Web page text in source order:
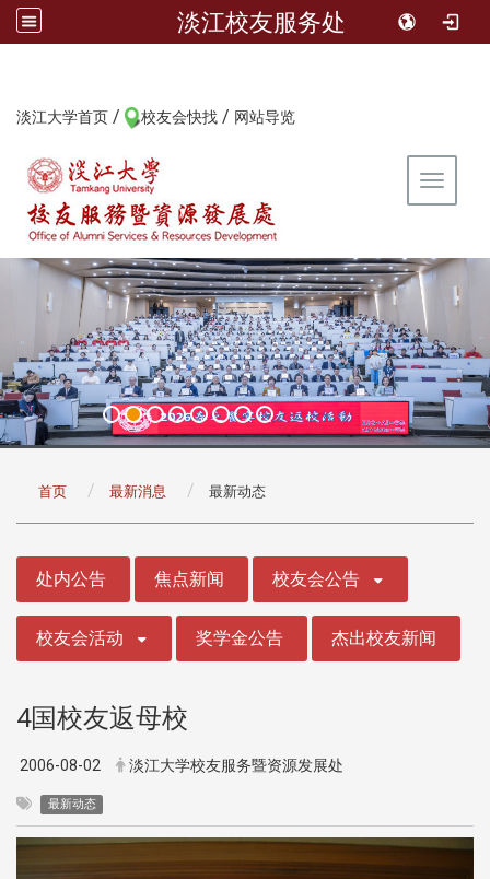
淡江校友服务处
淡江大学首页 / 校友会快找 / 网站导览
Toggle
首页 最新消息 最新动态
处内公告 焦点新闻 校友会公告
校友会活动 奖学金公告 杰出校友新闻
4国校友返母校
2006-08-02 淡江大学校友服务暨资源发展处
最新动态